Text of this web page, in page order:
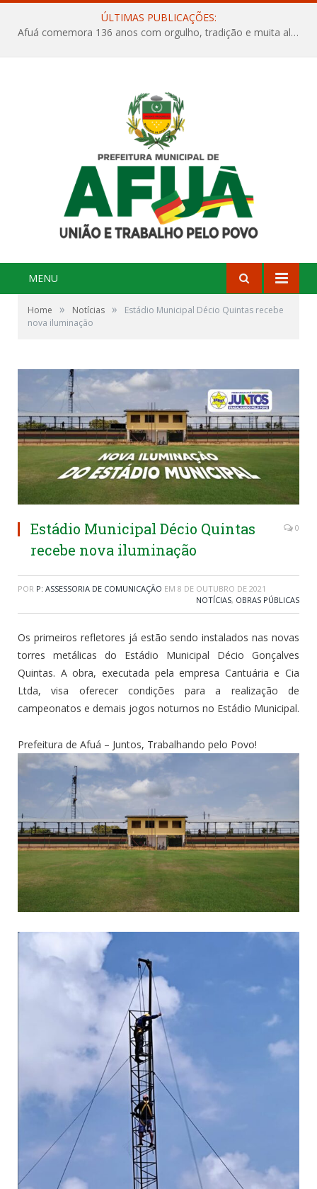
ÚLTIMAS PUBLICAÇÕES:
Afuá comemora 136 anos com orgulho, tradição e muita alegria na Quadra Dr. Nelson Salomão
MENU
Home » Notícias »
Estádio Municipal Décio Quintas recebe
nova iluminação
Estádio Municipal Décio Quintas
recebe nova iluminação
0
POR P: ASSESSORIA DE COMUNICAÇÃO EM 8 DE OUTUBRO DE 2021
NOTÍCIAS, OBRAS PÚBLICAS
Os primeiros refletores já estão sendo instalados nas novas
torres metálicas do Estádio Municipal Décio Gonçalves
Quintas. A obra, executada pela empresa Cantuária e Cia
Ltda, visa oferecer condições para a realização de
campeonatos e demais jogos noturnos no Estádio Municipal.
Prefeitura de Afuá – Juntos, Trabalhando pelo Povo!